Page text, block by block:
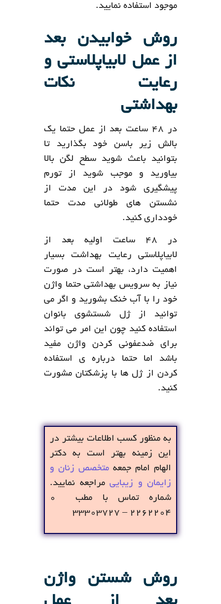
موجود استفاده نمایید.
روش خوابیدن بعد
از عمل لابیاپلاستی و
رعایت نکات
بهداشتی
در 48 ساعت بعد از عمل حتما یک
بالش زیر باسن خود بگذارید تا
بتوانید باعث شوید سطح لگن بالا
بیاورید و موجب شوید از تورم
پیشگیری شود در این مدت از
نشستن های طولانی مدت حتما
خودداری کنید.
در 48 ساعت اولیه بعد از
لابیاپلاستی رعایت بهداشت بسیار
اهمیت دارد، بهتر است در صورت
نیاز به سرویس بهداشتی حتما واژن
خود را با آب خنک بشورید و اگر می
توانید از ژل شستشوی بانوان
استفاده کنید چون این امر می تواند
برای ضدعفونی کردن واژن مفید
باشد اما حتما درباره ی استفاده
کردن از ژل ها با پزشکتان مشورت
کنید.
به منظور کسب اطلاعات بیشتر در
این زمینه بهتر است به دکتر
الهام امام جمعه متخصص زنان و
زایمان و زیبایی مراجعه نمایید.
شماره تماس با مطب ۰
۲۲۶۲۲۰۴ – ۳۳۳۰۳۷۲۷
روش شستن واژن